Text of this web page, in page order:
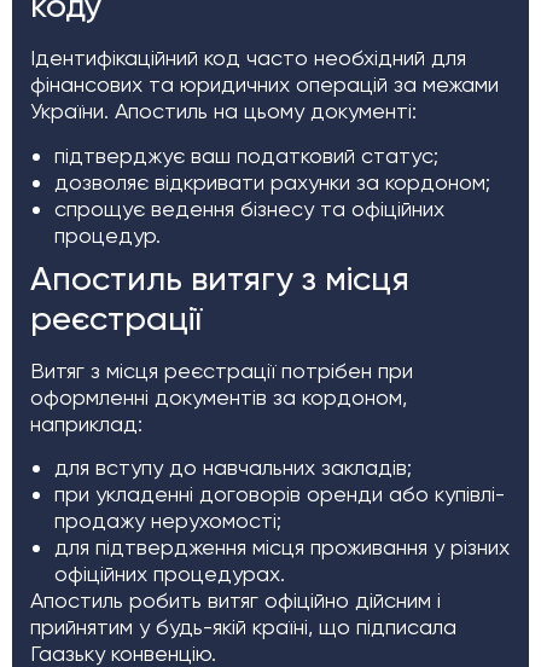
Ідентифікаційний код часто необхідний для
фінансових та юридичних операцій за межами
України. Апостиль на цьому документі:
підтверджує ваш податковий статус;
дозволяє відкривати рахунки за кордоном;
спрощує ведення бізнесу та офіційних
процедур.
Апостиль витягу з місця
реєстрації
Витяг з місця реєстрації потрібен при
оформленні документів за кордоном,
наприклад:
для вступу до навчальних закладів;
при укладенні договорів оренди або купівлі-
продажу нерухомості;
для підтвердження місця проживання у різних
офіційних процедурах.
Апостиль робить витяг офіційно дійсним і
прийнятим у будь-якій країні, що підписала
Гаазьку конвенцію.